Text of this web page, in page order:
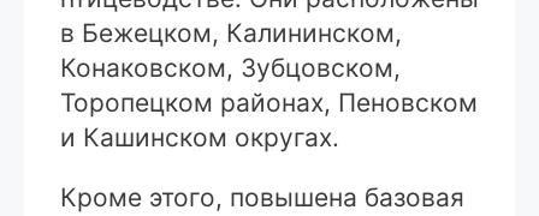
в Бежецком, Калининском,
Конаковском, Зубцовском,
Торопецком районах, Пеновском
и Кашинском округах.
Кроме этого, повышена базовая